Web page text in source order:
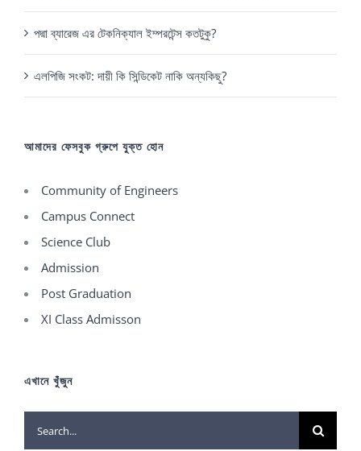
পদ্মা ব্যারেজ এর টেকনিক্যাল ইম্পরটেন্স কতটুকু?
এলপিজি সংকট: দায়ী কি সিন্ডিকেট নাকি অন্যকিছু?
আমাদের ফেসবুক গ্রুপে যুক্ত হোন
Community of Engineers
Campus Connect
Science Club
Admission
Post Graduation
XI Class Admisson
এখানে খুঁজুন
Search